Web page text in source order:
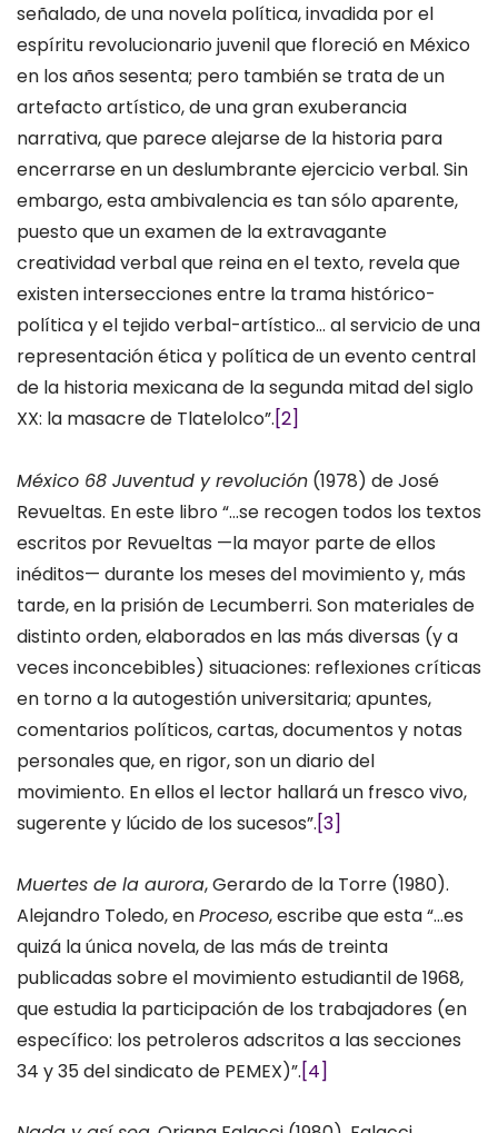
señalado, de una novela política, invadida por el
espíritu revolucionario juvenil que floreció en México
en los años sesenta; pero también se trata de un
artefacto artístico, de una gran exuberancia
narrativa, que parece alejarse de la historia para
encerrarse en un deslumbrante ejercicio verbal. Sin
embargo, esta ambivalencia es tan sólo aparente,
puesto que un examen de la extravagante
creatividad verbal que reina en el texto, revela que
existen intersecciones entre la trama histórico-
política y el tejido verbal-artístico… al servicio de una
representación ética y política de un evento central
de la historia mexicana de la segunda mitad del siglo
XX: la masacre de Tlatelolco”.[2]
México 68 Juventud y revolución (1978) de José
Revueltas. En este libro “…se recogen todos los textos
escritos por Revueltas —la mayor parte de ellos
inéditos— durante los meses del movimiento y, más
tarde, en la prisión de Lecumberri. Son materiales de
distinto orden, elaborados en las más diversas (y a
veces inconcebibles) situaciones: reflexiones críticas
en torno a la autogestión universitaria; apuntes,
comentarios políticos, cartas, documentos y notas
personales que, en rigor, son un diario del
movimiento. En ellos el lector hallará un fresco vivo,
sugerente y lúcido de los sucesos”.[3]
Muertes de la aurora, Gerardo de la Torre (1980).
Alejandro Toledo, enProceso, escribe que esta “…es
quizá la única novela, de las más de treinta
publicadas sobre el movimiento estudiantil de 1968,
que estudia la participación de los trabajadores (en
específico: los petroleros adscritos a las secciones
34 y 35 del sindicato de PEMEX)”.[4]